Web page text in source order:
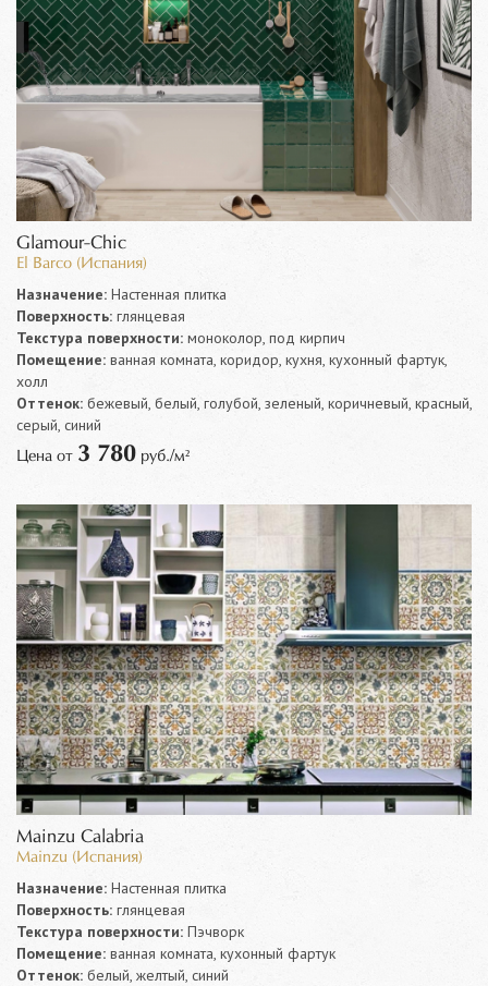
Glamour-Chic
El Barco (Испания)
Назначение: Настенная плитка
Поверхность: глянцевая
Текстура поверхности: моноколор, под кирпич
Помещение: ванная комната, коридор, кухня, кухонный фартук,
холл
Оттенок: бежевый, белый, голубой, зеленый, коричневый, красный,
серый, синий
Цена от 3 780 руб./м²
Mainzu Calabria
Mainzu (Испания)
Назначение: Настенная плитка
Поверхность: глянцевая
Текстура поверхности: Пэчворк
Помещение: ванная комната, кухонный фартук
Оттенок: белый, желтый, синий